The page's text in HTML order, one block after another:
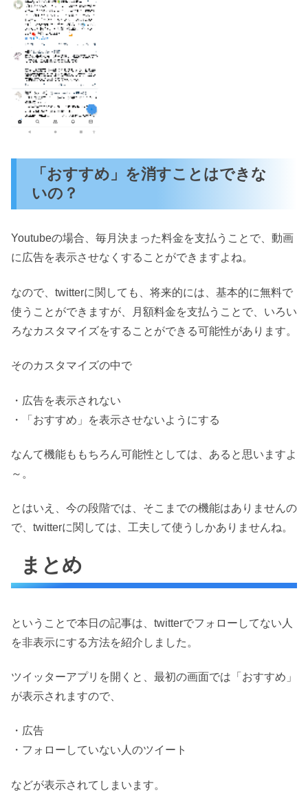
「おすすめ」を消すことはできな
いの？
Youtubeの場合、毎月決まった料金を支払うことで、動画
に広告を表示させなくすることができますよね。
なので、twitterに関しても、将来的には、基本的に無料で
使うことができますが、月額料金を支払うことで、いろい
ろなカスタマイズをすることができる可能性があります。
そのカスタマイズの中で
・広告を表示されない
・「おすすめ」を表示させないようにする
なんて機能ももちろん可能性としては、あると思いますよ
～。
とはいえ、今の段階では、そこまでの機能はありませんの
で、twitterに関しては、工夫して使うしかありませんね。
まとめ
ということで本日の記事は、twitterでフォローしてない人
を非表示にする方法を紹介しました。
ツイッターアプリを開くと、最初の画面では「おすすめ」
が表示されますので、
・広告
・フォローしていない人のツイート
などが表示されてしまいます。